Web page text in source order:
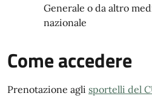
Generale o da altro
nazionale
Come accedere
Prenotazione agli sportelli del